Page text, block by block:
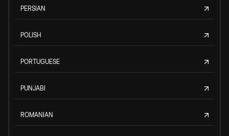
PERSIAN
POLISH
PORTUGUESE
PUNJABI
ROMANIAN